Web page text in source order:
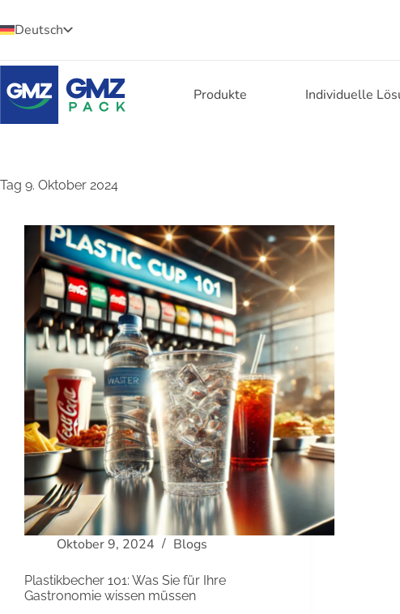
Deutsch
Produkte Individuelle
Tag 9. Oktober 2024
Oktober 9, 2024 Blogs
Plastikbecher 101: Was Sie für Ihre
Gastronomie wissen müssen